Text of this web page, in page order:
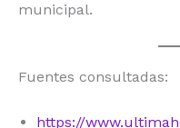
municipal.
Fuentes consultadas:
https://